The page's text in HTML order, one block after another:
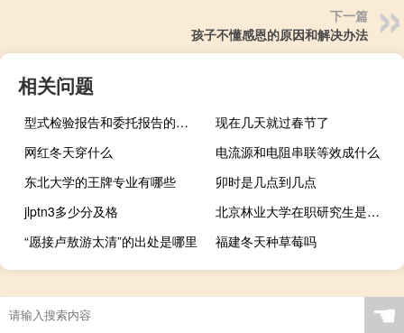
下一篇
孩子不懂感恩的原因和解决办法
相关问题
型式检验报告和委托报告的区别
现在几天就过春节了
网红冬天穿什么
电流源和电阻串联等效成什么
东北大学的王牌专业有哪些
卯时是几点到几点
jlptn3多少分及格
北京林业大学在职研究生是否需要参加考试
“愿接卢敖游太清”的出处是哪里
福建冬天种草莓吗
☚